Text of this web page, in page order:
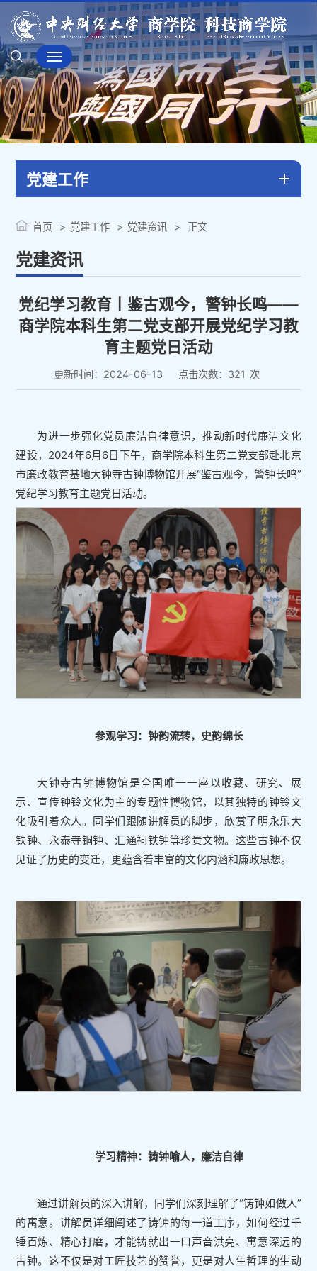
党建工作
党建资讯
首页 党建工作 党建资讯 正文
党纪学习教育丨鉴古观今，警钟长鸣——
商学院本科生第二党支部开展党纪学习教
育主题党日活动
更新时间：2024-06-13 点击次数： 321 次
为进一步强化党员廉洁自律意识，推动新时代廉洁文化
建设，2024年6月6日下午，商学院本科生第二党支部赴北京
市廉政教育基地大钟寺古钟博物馆开展“鉴古观今，警钟长鸣”
党纪学习教育主题党日活动。
参观学习：钟韵流转，史韵绵长
大钟寺古钟博物馆是全国唯一一座以收藏、研究、展
示、宣传钟铃文化为主的专题性博物馆，以其独特的钟铃文
化吸引着众人。同学们跟随讲解员的脚步，欣赏了明永乐大
铁钟、永泰寺铜钟、汇通祠铁钟等珍贵文物。这些古钟不仅
见证了历史的变迁，更蕴含着丰富的文化内涵和廉政思想。
学习精神：铸钟喻人，廉洁自律
通过讲解员的深入讲解，同学们深刻理解了“铸钟如做人”
的寓意。讲解员详细阐述了铸钟的每一道工序，如何经过千
锤百炼、精心打磨，才能铸就出一口声音洪亮、寓意深远的
古钟。这不仅是对工匠技艺的赞誉，更是对人生哲理的生动